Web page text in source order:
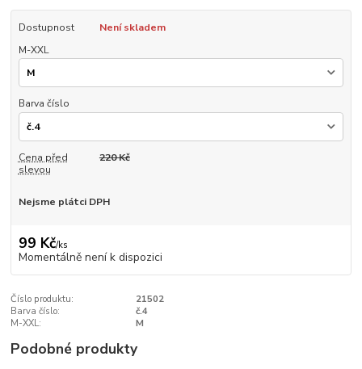
Dostupnost
Není skladem
M-XXL
Barva číslo
Cena před
slevou
220 Kč
Nejsme plátci DPH
99 Kč/ks
Momentálně není k dispozici
Číslo produktu:
21502
Barva číslo:
č.4
M-XXL:
M
Podobné produkty